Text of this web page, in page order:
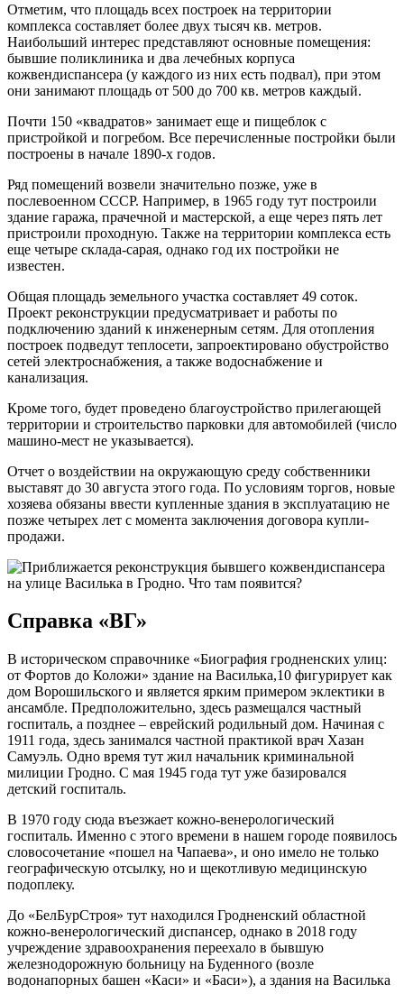
Отметим, что площадь всех построек на территории
комплекса составляет более двух тысяч кв. метров.
Наибольший интерес представляют основные помещения:
бывшие поликлиника и два лечебных корпуса
кожвендиспансера (у каждого из них есть подвал), при этом
они занимают площадь от 500 до 700 кв. метров каждый.
Почти 150 «квадратов» занимает еще и пищеблок с
пристройкой и погребом. Все перечисленные постройки были
построены в начале 1890-х годов.
Ряд помещений возвели значительно позже, уже в
послевоенном СССР. Например, в 1965 году тут построили
здание гаража, прачечной и мастерской, а еще через пять лет
пристроили проходную. Также на территории комплекса есть
еще четыре склада-сарая, однако год их постройки не
известен.
Общая площадь земельного участка составляет 49 соток.
Проект реконструкции предусматривает и работы по
подключению зданий к инженерным сетям. Для отопления
построек подведут теплосети, запроектировано обустройство
сетей электроснабжения, а также водоснабжение и
канализация.
Кроме того, будет проведено благоустройство прилегающей
территории и строительство парковки для автомобилей (число
машино-мест не указывается).
Отчет о воздействии на окружающую среду собственники
выставят до 30 августа этого года. По условиям торгов, новые
хозяева обязаны ввести купленные здания в эксплуатацию не
позже четырех лет с момента заключения договора купли-
продажи.
Справка «ВГ»
В историческом справочнике «Биография гродненских улиц:
от Фортов до Коложи» здание на Василька,10 фигурирует как
дом Ворошильского и является ярким примером эклектики в
ансамбле. Предположительно, здесь размещался частный
госпиталь, а позднее – еврейский родильный дом. Начиная с
1911 года, здесь занимался частной практикой врач Хазан
Самуэль. Одно время тут жил начальник криминальной
милиции Гродно. С мая 1945 года тут уже базировался
детский госпиталь.
В 1970 году сюда въезжает кожно-венерологический
госпиталь. Именно с этого времени в нашем городе появилось
словосочетание «пошел на Чапаева», и оно имело не только
географическую отсылку, но и щекотливую медицинскую
подоплеку.
До «БелБурСтроя» тут находился Гродненский областной
кожно-венерологический диспансер, однако в 2018 году
учреждение здравоохранения переехало в бывшую
железнодорожную больницу на Буденного (возле
водонапорных башен «Каси» и «Баси»), а здания на Василька